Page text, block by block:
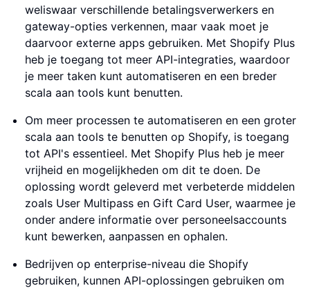
weliswaar verschillende betalingsverwerkers en
gateway-opties verkennen, maar vaak moet je
daarvoor externe apps gebruiken. Met Shopify Plus
heb je toegang tot meer API-integraties, waardoor
je meer taken kunt automatiseren en een breder
scala aan tools kunt benutten.
Om meer processen te automatiseren en een groter
scala aan tools te benutten op Shopify, is toegang
tot API's essentieel. Met Shopify Plus heb je meer
vrijheid en mogelijkheden om dit te doen. De
oplossing wordt geleverd met verbeterde middelen
zoals User Multipass en Gift Card User, waarmee je
onder andere informatie over personeelsaccounts
kunt bewerken, aanpassen en ophalen.
Bedrijven op enterprise-niveau die Shopify
gebruiken, kunnen API-oplossingen gebruiken om